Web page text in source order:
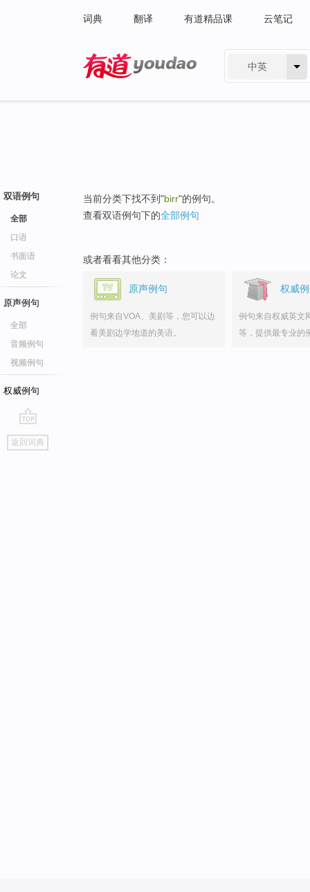
词典 翻译 有道精品课 云笔记
中英
双语例句
全部
口语
书面语
论文
原声例句
全部
音频例句
视频例句
权威例句
go
top
返回词典
当前分类下找不到"birr"的例句。
查看双语例句下的全部例句
或者看看其他分类：
原声例句
例句来自VOA、美剧等，您可以边
看美剧边学地道的美语。
权威
例句来自权威英文
等，提供最专业的